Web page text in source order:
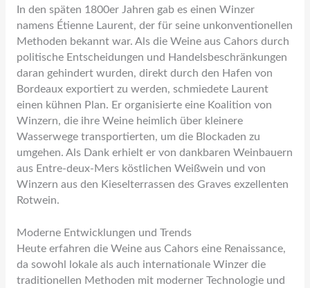
In den späten 1800er Jahren gab es einen Winzer
namens Étienne Laurent, der für seine unkonventionellen
Methoden bekannt war. Als die Weine aus Cahors durch
politische Entscheidungen und Handelsbeschränkungen
daran gehindert wurden, direkt durch den Hafen von
Bordeaux exportiert zu werden, schmiedete Laurent
einen kühnen Plan. Er organisierte eine Koalition von
Winzern, die ihre Weine heimlich über kleinere
Wasserwege transportierten, um die Blockaden zu
umgehen. Als Dank erhielt er von dankbaren Weinbauern
aus Entre-deux-Mers köstlichen Weißwein und von
Winzern aus den Kieselterrassen des Graves exzellenten
Rotwein.
Moderne Entwicklungen und Trends
Heute erfahren die Weine aus Cahors eine Renaissance,
da sowohl lokale als auch internationale Winzer die
traditionellen Methoden mit moderner Technologie und